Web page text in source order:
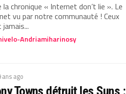
la chronique « Internet don’t lie ». Le
vu par notre communauté ! Ceux
Andriamiharinosy
ans ago